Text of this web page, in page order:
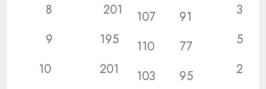
8
201 107 91
3
9
195 110 77
5
10
201 103 95
2